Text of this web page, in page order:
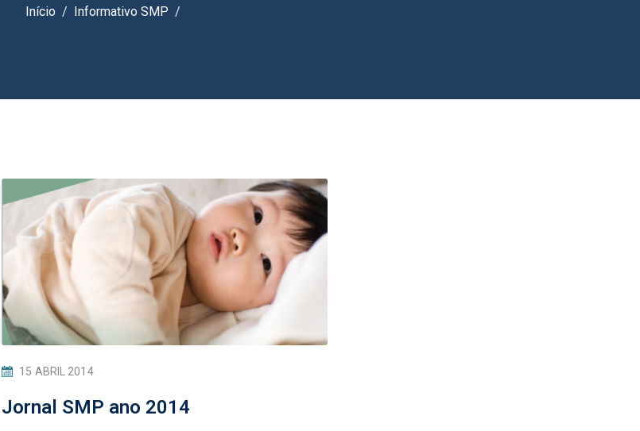
Início Informativo SMP
15 ABRIL 2014
Jornal SMP ano 2014